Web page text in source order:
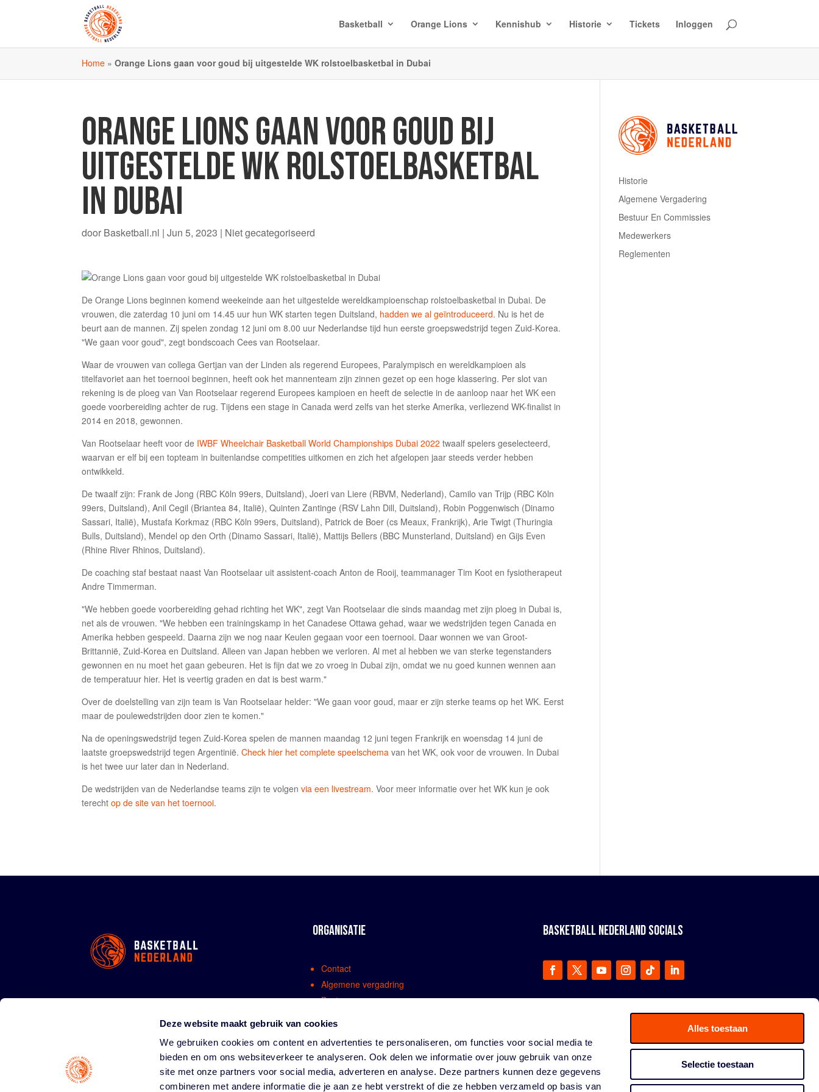
Deze website maakt gebruik van cookies
We gebruiken cookies om content en advertenties te personaliseren, om functies voor social media te
bieden en om ons websiteverkeer te analyseren. Ook delen we informatie over jouw gebruik van onze
site met onze partners voor social media, adverteren en analyse. Deze partners kunnen deze gegevens
combineren met andere informatie die je aan ze hebt verstrekt of die ze hebben verzameld op basis van
Alles toestaan
Selectie toestaan
Basketball Orange Lions Kennishub Historie Tickets Inloggen
Home »Orange Lions gaan voor goud bij uitgestelde WK rolstoelbasketbal in Dubai
ORANGE LIONS GAAN VOOR GOUD BIJ
UITGESTELDE WK ROLSTOELBASKETBAL
IN DUBAI
door Basketball.nl |Jun 5, 2023 | Niet gecategoriseerd
De Orange Lions beginnen komend weekeinde aan het uitgestelde wereldkampioenschap rolstoelbasketbal in Dubai. De
vrouwen, die zaterdag 10 juni om 14.45 uur hun WK starten tegen Duitsland, hadden we al geïntroduceerd. Nu is het de
beurt aan de mannen. Zij spelen zondag 12 juni om 8.00 uur Nederlandse tijd hun eerste groepswedstrijd tegen Zuid-Korea.
"We gaan voor goud", zegt bondscoach Cees van Rootselaar.
Waar de vrouwen van collega Gertjan van der Linden als regerend Europees, Paralympisch en wereldkampioen als
titelfavoriet aan het toernooi beginnen, heeft ook het mannenteam zijn zinnen gezet op een hoge klassering. Per slot van
rekening is de ploeg van Van Rootselaar regerend Europees kampioen en heeft de selectie in de aanloop naar het WK een
goede voorbereiding achter de rug. Tijdens een stage in Canada werd zelfs van het sterke Amerika, verliezend WK-finalist in
2014 en 2018, gewonnen.
Van Rootselaar heeft voor de IWBF Wheelchair Basketball World Championships Dubai 2022 twaalf spelers geselecteerd,
waarvan er elf bij een topteam in buitenlandse competities uitkomen en zich het afgelopen jaar steeds verder hebben
ontwikkeld.
De twaalf zijn: Frank de Jong (RBC Köln 99ers, Duitsland), Joeri van Liere (RBVM, Nederland), Camilo van Trijp (RBC Köln
99ers, Duitsland), Anil Cegil (Briantea 84, Italië), Quinten Zantinge (RSV Lahn Dill, Duitsland), Robin Poggenwisch (Dinamo
Sassari, Italië), Mustafa Korkmaz (RBC Köln 99ers, Duitsland), Patrick de Boer (cs Meaux, Frankrijk), Arie Twigt (Thuringia
Bulls, Duitsland), Mendel op den Orth (Dinamo Sassari, Italië), Mattijs Bellers (BBC Munsterland, Duitsland) en Gijs Even
(Rhine River Rhinos, Duitsland).
De coaching staf bestaat naast Van Rootselaar uit assistent-coach Anton de Rooij, teammanager Tim Koot en fysiotherapeut
Andre Timmerman.
"We hebben goede voorbereiding gehad richting het WK", zegt Van Rootselaar die sinds maandag met zijn ploeg in Dubai is,
net als de vrouwen. "We hebben een trainingskamp in het Canadese Ottawa gehad, waar we wedstrijden tegen Canada en
Amerika hebben gespeeld. Daarna zijn we nog naar Keulen gegaan voor een toernooi. Daar wonnen we van Groot-
Brittannië, Zuid-Korea en Duitsland. Alleen van Japan hebben we verloren. Al met al hebben we van sterke tegenstanders
gewonnen en nu moet het gaan gebeuren. Het is fijn dat we zo vroeg in Dubai zijn, omdat we nu goed kunnen wennen aan
de temperatuur hier. Het is veertig graden en dat is best warm."
Over de doelstelling van zijn team is Van Rootselaar helder: "We gaan voor goud, maar er zijn sterke teams op het WK. Eerst
maar de poulewedstrijden door zien te komen."
Na de openingswedstrijd tegen Zuid-Korea spelen de mannen maandag 12 juni tegen Frankrijk en woensdag 14 juni de
laatste groepswedstrijd tegen Argentinië.Check hier het complete speelschema van het WK, ook voor de vrouwen. In Dubai
is het twee uur later dan in Nederland.
De wedstrijden van de Nederlandse teams zijn te volgenvia een livestream. Voor meer informatie over het WK kun je ook
terechtop de site van het toernooi.
Historie
Algemene Vergadering
Bestuur En Commissies
Medewerkers
Reglementen
ORGANISATIE
Contact
Algemene vergadring
Bestuur
Bondsreglementen
Klachtenregeling
Partners
BASKETBALL NEDERLAND SOCIALS